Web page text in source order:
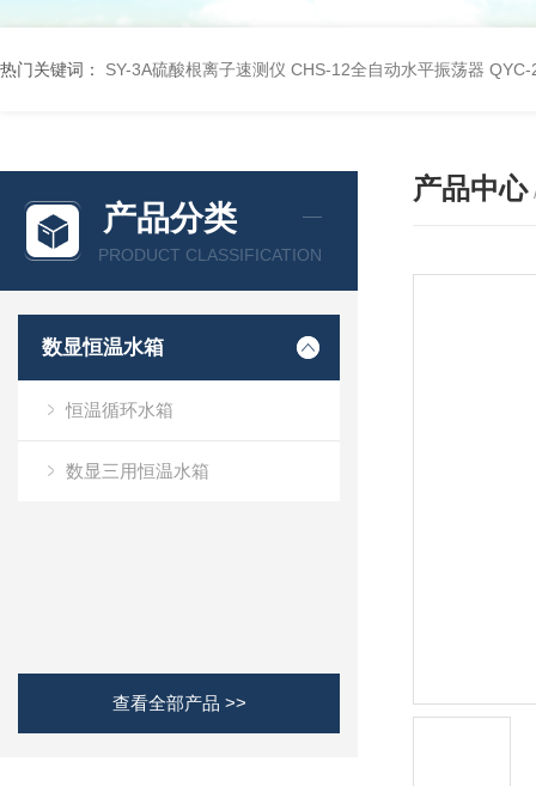
热门关键词： SY-3A硫酸根离子速测仪 CHS-12全自动水平振荡器 QYC-
产品分类
PRODUCT CLASSIFICATION
数显恒温水箱
恒温循环水箱
数显三用恒温水箱
查看全部产品 >>
产品中心